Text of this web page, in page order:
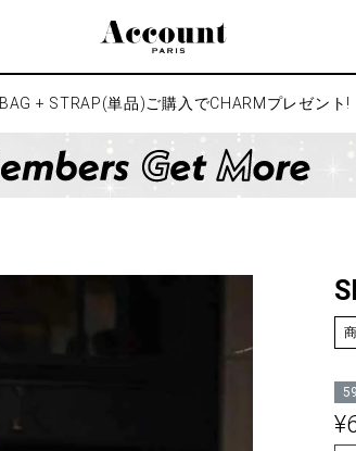
BAG + STRAP(単品)ご購入でCHARMプレゼント!
59
¥